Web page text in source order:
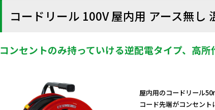
コードリール 100V 屋内用 アース無
コンセントのみ持っていける逆配電タイプ、高所
屋内用のコードリール
コード先端がコンセン